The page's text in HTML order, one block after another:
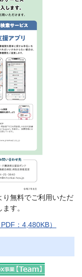
り無料でご利用いただ
す。
：4,480KB）